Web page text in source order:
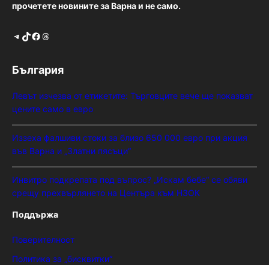
прочетете новините за Варна и не само.
Telegram TikTok Facebook Threads
България
Левът изчезва от етикетите: Търговците вече ще показват
цените само в евро
Иззеха фалшиви стоки за близо 650 000 евро при акция
във Варна и „Златни пясъци“
Инвитро подкрепата под въпрос? „Искам бебе“ се обяви
срещу прехвърлянето на Центъра към НЗОК
Поддържа
Поверителност
Политика за „бисквитки“